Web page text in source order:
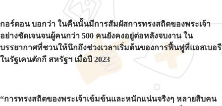
กอร์ดอน บอกว่า ในคืนนั้นมีการสัมผัสการทรงสถิตของพระเจ้า
อย่างชัดเจนจนผู้คนกว่า 500 คนยังคงอยู่ต่อหลังจบงาน ใน
บรรยากาศที่ชวนให้นึกถึงช่วงเวลาเริ่มต้นของการฟื้นฟูที่แอสเบอรี
ในรัฐเคนตักกี สหรัฐฯ เมื่อปี 2023
“การทรงสถิตของพระเจ้าเข้มข้นและหนักแน่นจริงๆ หลายสิบคน